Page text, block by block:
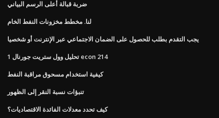
ضربة قبالة أعلى الرسم البياني
لنا. مخطط مخزونات النفط الخام
يجب التقدم بطلب للحصول على الضمان الاجتماعي عبر الإنترنت أو شخصيا
تحليل وول ستريت جورنال 1 econ 214
كيفية استخدام مسحوق مراقبة النفط
تنبؤات نسبة النقر إلى الظهور
كيف تحدد معدلات الفائدة الاقتصاديات؟